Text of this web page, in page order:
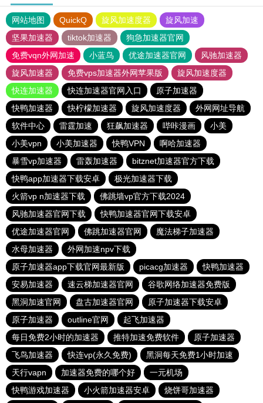
网站地图 QuickQ 旋风加速度器
旋风加速
坚果加速器
tiktok加速器
狗急加速器官网
免费vqn外网加速
小蓝鸟 优途加速器官网
风驰加速器
旋风加速器
免费vps加速器外网苹果版
旋风加速度器
快连加速器
快连加速器官网入口
原子加速器
快鸭加速器
快柠檬加速器 旋风加速度器
外网网址导航
软件中心
雷霆加速 狂飙加速器 哔咔漫画
小美
小美vpn
小美加速器 快鸭VPN
啊哈加速器
暴雪vp加速器
雷轰加速器
bitznet加速器官方下载
快鸭app加速器下载安卓
极光加速器下载
火箭vp n加速器下载
佛跳墙vp官方下载2024
风驰加速器官网下载
快鸭加速器官网下载安卓
优途加速器官网
佛跳加速器官网
魔法梯子加速器
水母加速器
外网加速npv下载
原子加速器app下载官网最新版
picacg加速器
快鸭加速器
安易加速器
速云梯加速器官网
谷歌网络加速器免费版
黑洞加速官网
盘古加速器官网
原子加速器下载安卓
原子加速器
outline官网
起飞加速器
每日免费2小时的加速器
推特加速免费软件
原子加速器
飞鸟加速器
快连vp(永久免费)
黑洞每天免费1小时加速
天行vapn
加速器免费的哪个好
一元机场
快鸭游戏加速器
小火箭加速器安卓 烧饼哥加速器